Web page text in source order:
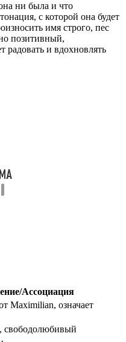
ни была и что
с которой она будет
имя строго, пес
позитивный,
радовать и вдохновлять
Ассоциация
Maximilian, означает